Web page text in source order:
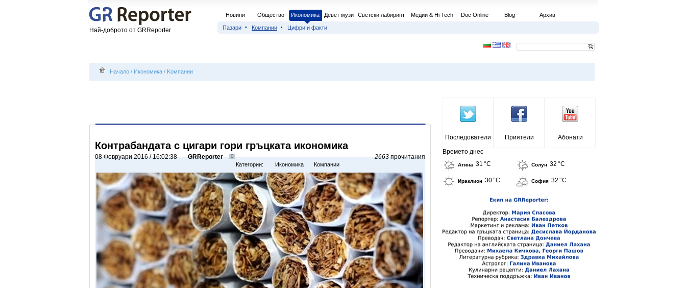
Най-доброто от GRReporter
Новини Общество Икономика Девет музи Светски лабиринт Медии & Hi Tech Doc Online Blog Архив
Пазари Компании Цифри и факти
Начало / Икономика / Kомпании
Контрабандата с цигари гори гръцката икономика
08 Февруари 2016 / 16:02:38 GRReporter 0 2663 прочитания
Категории: Икономика Компании
Последователи Приятели
Абонати
Времето днес
Атина 31 °C Солун 32 °C
Ираклион 30 °C София 32 °C